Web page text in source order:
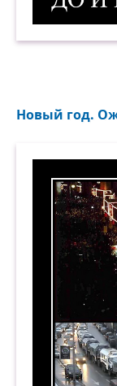
До и после
Новый год.